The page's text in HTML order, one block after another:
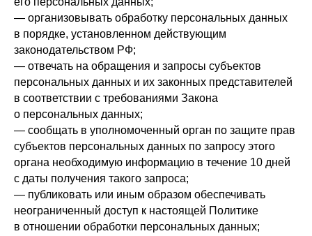
— организовывать обработку персональных данных
в порядке, установленном действующим
законодательством РФ;
— отвечать на обращения и запросы субъектов
персональных данных и их законных представителей
в соответствии с требованиями Закона
о персональных данных;
— сообщать в уполномоченный орган по защите прав
субъектов персональных данных по запросу этого
органа необходимую информацию в течение 10 дней
с даты получения такого запроса;
— публиковать или иным образом обеспечивать
неограниченный доступ к настоящей Политике
в отношении обработки персональных данных;